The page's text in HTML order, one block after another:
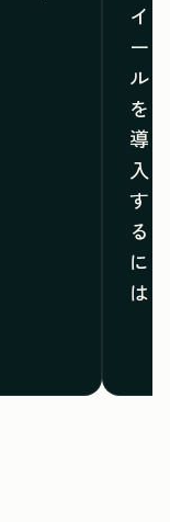
イ
ー
ル
を
導
入
す
る
に
は